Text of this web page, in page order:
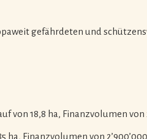
gefährdeten und
von 18,8 ha, Finanzvolumen von
Finanzvolumen von